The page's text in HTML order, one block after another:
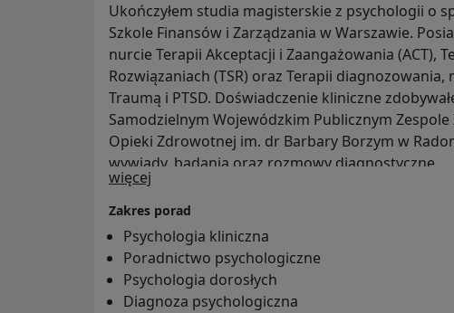
Ukończyłem studia magisterskie z psychologii o
Szkole Finansów i Zarządzania w Warszawie.
nurcie Terapii Akceptacji i Zaangażowania (ACT),
Rozwiązaniach (TSR) oraz Terapii
Traumą i PTSD. Doświadczenie kliniczne
Samodzielnym Wojewódzkim Publicznym Zespole
Opieki Zdrowotnej im. dr Barbary Borzym w
wywiady, badania oraz rozmowy diagnostyczne.
więcej
Zakres porad
Psychologia kliniczna
Poradnictwo psychologiczne
Psychologia dorosłych
Diagnoza psychologiczna